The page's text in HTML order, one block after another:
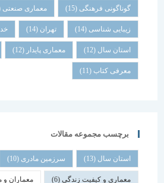
گوناگونی فرهنگی (15) معماری صنعتی(15)
زیبایی شناسی (14) تهران خدمات
استان سال(12) معماری پایدار (12)
معرفی کتاب(11)
برچسب مجموعه مقالات
استان سال(13) سرزمین مادری(10)
معماری و کیفیت زندگی(6) معماران و محیط